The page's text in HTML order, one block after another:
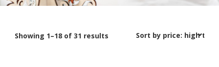
Showing 1–18 of 31 results